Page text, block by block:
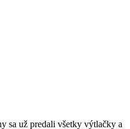
sa už predali všetky výtlačky a